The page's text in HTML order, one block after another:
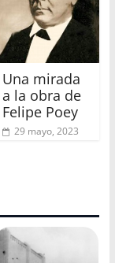
Una mirada
a la obra de
Felipe Poey
29 mayo, 2023